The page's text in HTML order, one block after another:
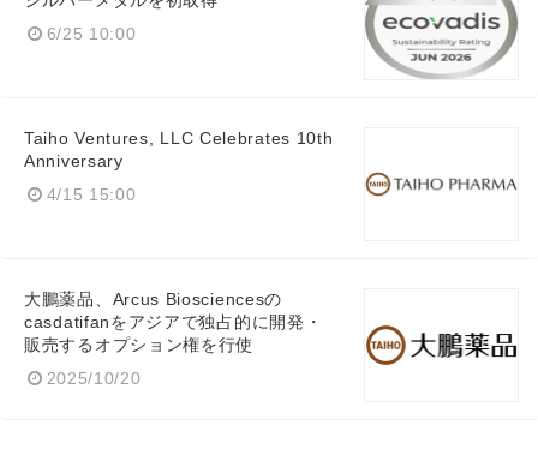
6/25 10:00
Taiho Ventures, LLC Celebrates 10th
Anniversary
4/15 15:00
大鵬薬品、Arcus Biosciencesの
casdatifanをアジアで独占的に開発・
販売するオプション権を行使
2025/10/20
English